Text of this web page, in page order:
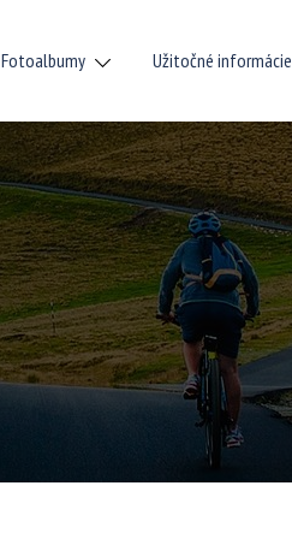
Fotoalbumy Užitočné informácie